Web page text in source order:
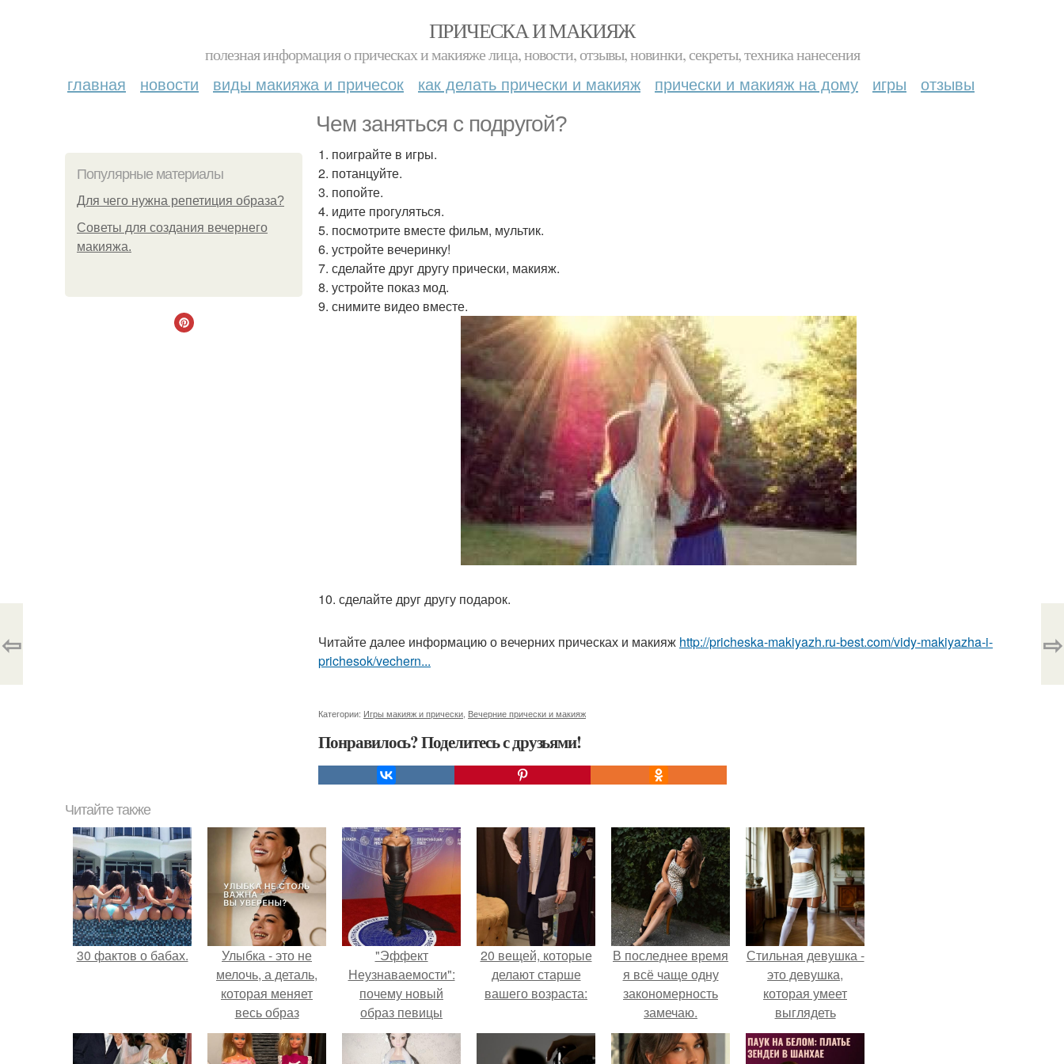
ПРИЧЕСКА И МАКИЯЖ
полезная информация о прическах и макияже лица, новости, отзывы, новинки, секреты, техника нанесения
главная новости виды макияжа и причесок как делать прически и макияж прически и макияж на дому игры отзывы
Чем заняться с подругой?
Популярные материалы
Для чего нужна репетиция образа?
Советы для создания вечернего
макияжа.
1. поиграйте в игры.
2. потанцуйте.
3. попойте.
4. идите прогуляться.
5. посмотрите вместе фильм, мультик.
6. устройте вечеринку!
7. сделайте друг другу прически, макияж.
8. устройте показ мод.
9. снимите видео вместе.
10. сделайте друг другу подарок.
Читайте далее информацию о вечерних прическах и макияж http://pricheska-makiyazh.ru-best.com/vidy-makiyazha-i-
prichesok/vechern...
Категории: Игры макияж и прически Вечерние прически и макияж
Понравилось? Поделитесь с друзьями!
⇦ ⇨
Читайте также
30 фактов о бабах.
Улыбка - это не
мелочь, а деталь,
которая меняет
весь образ
человека.
"Эффект
Неузнаваемости":
почему новый
образ певицы
вызвал споры о
гранях
20 вещей, которые
делают старше
вашего возраста:
В последнее время
я всё чаще одну
закономерность
замечаю.
Стильная девушка -
это девушка,
которая умеет
выглядеть
привлекательно и
элегантно в любои